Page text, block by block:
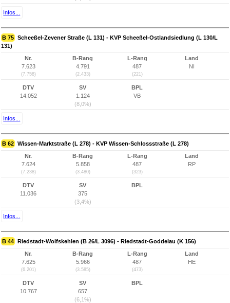
Infos...
B 75 Scheeßel-Zevener Straße (L 131) - KVP Scheeßel-Ostlandsiedlung (L 130/L
131)
Nr.
7.623
(7.758)
B-Rang
4.791
(2.433)
L-Rang
487
(221)
Land
NI
DTV
14.052
SV
1.124
(8,0%)
BPL
VB
Infos...
B 62 Wissen-Marktstraße (L 278) - KVP Wissen-Schlossstraße (L 278)
Nr.
7.624
(7.238)
B-Rang
5.858
(3.480)
L-Rang
487
(323)
Land
RP
DTV
11.036
SV
375
(3,4%)
BPL
Infos...
B 44 Riedstadt-Wolfskehlen (B 26/L 3096) - Riedstadt-Goddelau (K 156)
Nr.
7.625
(6.201)
B-Rang
5.966
(3.585)
L-Rang
487
(473)
Land
HE
DTV
10.767
SV
657
(6,1%)
BPL